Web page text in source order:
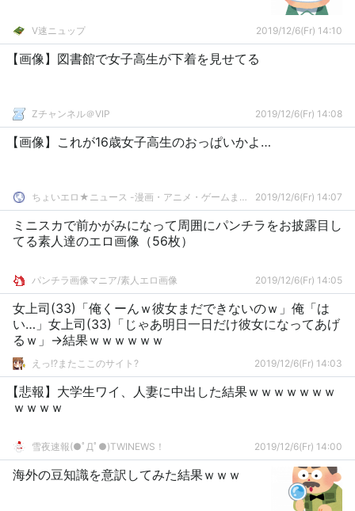
V速ニュップ 2019/12/6(Fr) 14:10
【画像】図書館で女子高生が下着を見せてる
Zチャンネル＠VIP 2019/12/6(Fr) 14:08
【画像】これが16歳女子高生のおっぱいかよ…
ちょいエロ★ニュース -漫画・アニメ・ゲームまとめ- 2019/12/6(Fr) 14:07
ミニスカで前かがみになって周囲にパンチラをお披露目し
てる素人達のエロ画像（56枚）
パンチラ画像マニア/素人エロ画像 2019/12/6(Fr) 14:05
女上司(33)「俺くーんｗ彼女まだできないのｗ」俺「は
い…」女上司(33)「じゃあ明日一日だけ彼女になってあげ
るｗ」→結果ｗｗｗｗｗｗ
えっ!?またここのサイト? 2019/12/6(Fr) 14:03
【悲報】大学生ワイ、人妻に中出した結果ｗｗｗｗｗｗｗ
ｗｗｗｗ
雪夜速報(●ﾟДﾟ●)TWINEWS！ 2019/12/6(Fr) 14:00
海外の豆知識を意訳してみた結果ｗｗｗ